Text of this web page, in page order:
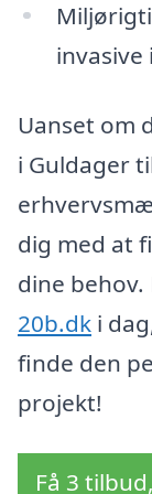
Uanset om
i Guldager
dig med at
dine behov.
20b.dk i
finde den
projekt!
Få 3